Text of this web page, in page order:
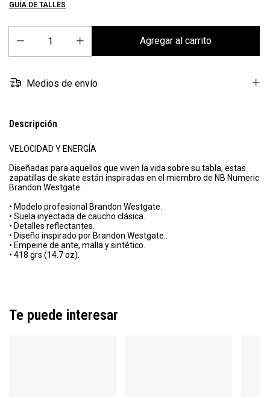
GUÍA DE TALLES
Medios de envío
Descripción
VELOCIDAD Y ENERGÍA
Diseñadas para aquellos que viven la vida sobre su tabla, estas
zapatillas de skate están inspiradas en el miembro de NB Numeric
Brandon Westgate.
• Modelo profesional Brandon Westgate.
• Suela inyectada de caucho clásica.
• Detalles reflectantes.
• Diseño inspirado por Brandon Westgate..
• Empeine de ante, malla y sintético.
• 418 grs (14.7 oz).
Te puede interesar